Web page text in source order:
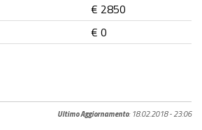
€ 2850
€ 0
Ultimo Aggiornamento: 18.02.2018 - 23:06